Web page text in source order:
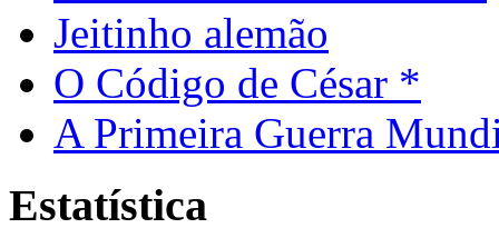
Jeitinho alemão
O Código de César *
A Primeira Guerra
Estatística